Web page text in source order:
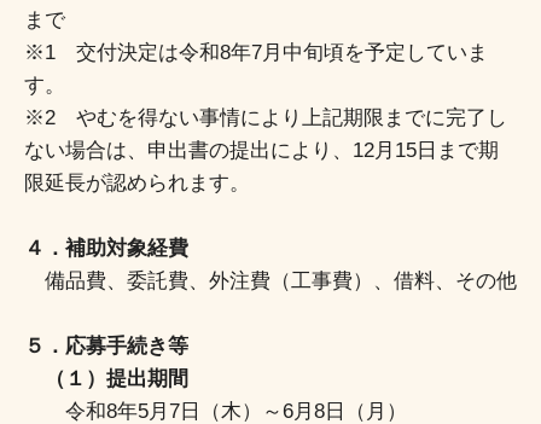
まで
※1 交付決定は令和8年7月中旬頃を予定していま
す。
※2 やむを得ない事情により上記期限までに完了し
ない場合は、申出書の提出により、12月15日まで期
限延長が認められます。
４．補助対象経費
備品費、委託費、外注費（工事費）、借料、その他
５．応募手続き等
（１）提出期間
令和8年5月7日（木）～6月8日（月）